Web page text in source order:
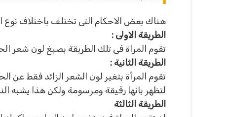
هناك بعض الاحكام التى تختلف باختلاف نوع
الطريقة الاولى :
تقوم المراة فى تلك الطريقة بصبغ لون شعر
الطريقة الثانية :
تقوم المرأة بتغير لون الشعر الزائد فقط
لتظهر بانها رقيقة ومرسومة ولكن هذا يشبه
الطريقة الثالثة